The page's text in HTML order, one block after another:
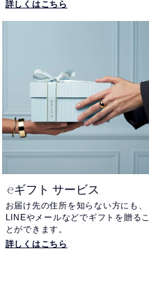
詳しくはこちら
eギフト サービス
お届け先の住所を知らない方にも、
LINEやメールなどでギフトを贈るこ
とができます。
詳しくはこちら